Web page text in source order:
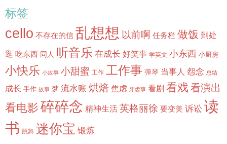
标签
cello 不存在的信 乱想想 以前啊 任务栏 做饭 到处
逛 吃东西 同人 听音乐 在成长 好笑事 学英文 小东西 小厨房
小快乐 小故事 小甜蜜 工作 工作事 弹琴 当事人 怨念 总结
成长 手作 故事 梦 流水账 烘焙 焦虑 牙齿事 看剧 看戏 看演出
看电影 碎碎念 精神生活 英格丽徐 要变美 诉讼 读
书 跳舞 迷你宝 锻炼